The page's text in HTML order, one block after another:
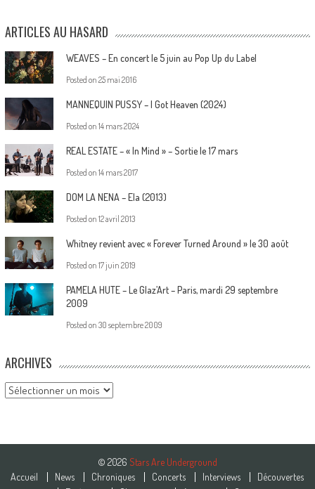
ARTICLES AU HASARD
WEAVES – En concert le 5 juin au Pop Up du Label
Posted on 25 mai 2016
MANNEQUIN PUSSY – I Got Heaven (2024)
Posted on 14 mars 2024
REAL ESTATE – « In Mind » – Sortie le 17 mars
Posted on 14 mars 2017
DOM LA NENA – Ela (2013)
Posted on 12 avril 2013
Whitney revient avec « Forever Turned Around » le 30 août
Posted on 17 juin 2019
PAMELA HUTE – Le Glaz’Art – Paris, mardi 29 septembre
2009
Posted on 30 septembre 2009
ARCHIVES
Archives
© 2026 Stars Are Underground
Accueil
News Chroniques Concerts Interviews
Découvertes